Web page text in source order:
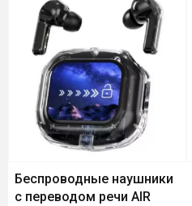
Беспроводные наушники
с переводом речи AIR